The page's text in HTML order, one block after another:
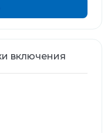
включения